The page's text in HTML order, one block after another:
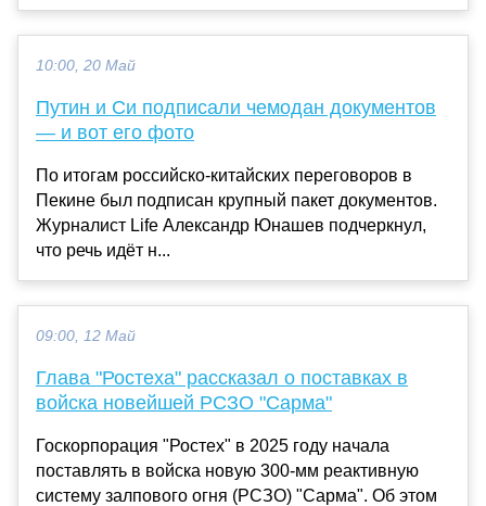
10:00, 20 Май
Путин и Си подписали чемодан документов
— и вот его фото
По итогам российско-китайских переговоров в
Пекине был подписан крупный пакет документов.
Журналист Life Александр Юнашев подчеркнул,
что речь идёт н...
09:00, 12 Май
Глава "Ростеха" рассказал о поставках в
войска новейшей РСЗО "Сарма"
Госкорпорация "Ростех" в 2025 году начала
поставлять в войска новую 300-мм реактивную
систему залпового огня (РСЗО) "Сарма". Об этом